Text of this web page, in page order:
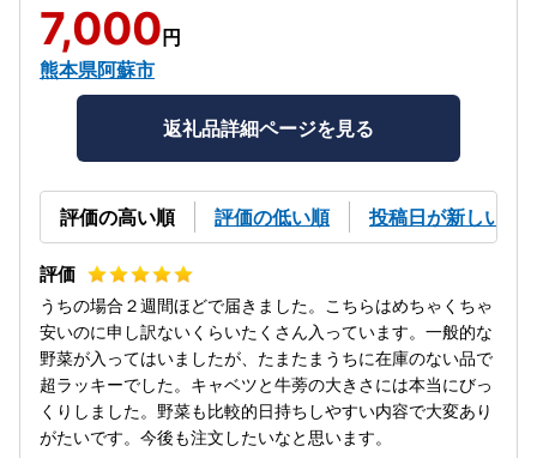
7,000 円
熊本県阿蘇市
返礼品詳細ページを見る
評価の高い順 評価の低い順 投稿日が新しい順
うちの場合２週間ほどで届きました。こちらはめちゃくちゃ
安いのに申し訳ないくらいたくさん入っています。一般的な
野菜が入ってはいましたが、たまたまうちに在庫のない品で
超ラッキーでした。キャベツと牛蒡の大きさには本当にびっ
くりしました。野菜も比較的日持ちしやすい内容で大変あり
がたいです。今後も注文したいなと思います。